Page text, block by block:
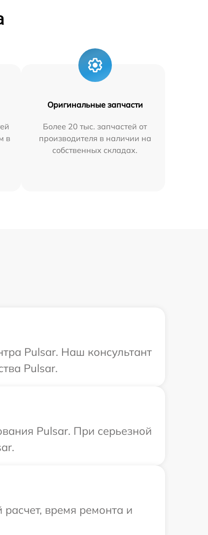
в
Оригинальные запчасти
Более 20 тыс. запчастей от
производителя в наличии на
собственных складах.
Pulsar. Наш консультант
Pulsar.
Pulsar. При серьезной
время ремонта и